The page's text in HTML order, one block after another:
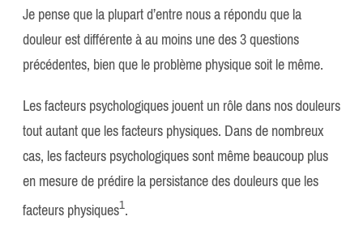
Je pense que la plupart d’entre nous a répondu que la
douleur est différente à au moins une des 3 questions
précédentes, bien que le problème physique soit le même.
Les facteurs psychologiques jouent un rôle dans nos douleurs
tout autant que les facteurs physiques. Dans de nombreux
cas, les facteurs psychologiques sont même beaucoup plus
en mesure de prédire la persistance des douleurs que les
facteurs physiques​1​.